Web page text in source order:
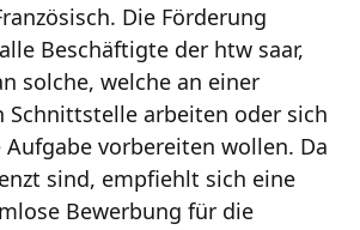
Die Förderung
Beschäftigte der htw saar,
solche, welche an einer
Schnittstelle arbeiten oder sich
vorbereiten wollen. Da
sind, empfiehlt sich eine
Bewerbung für die